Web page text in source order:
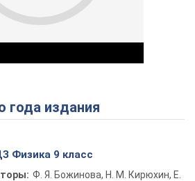
Play Video
года издания
Физика 9 класс
Ф. Я. Божинова, Н. М. Кирюхин, Е.